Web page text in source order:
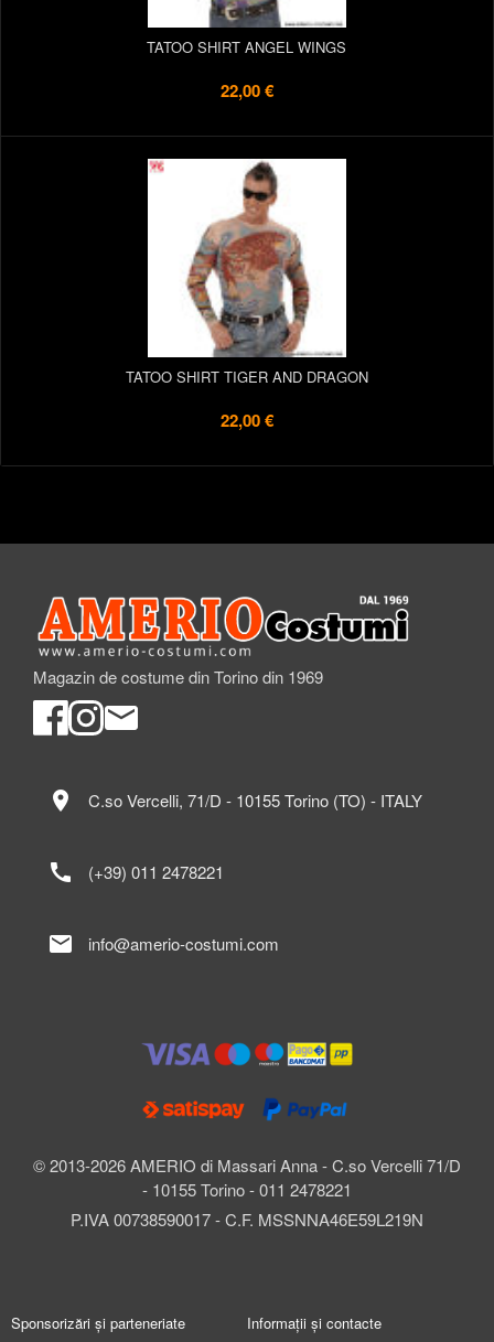
TATOO SHIRT ANGEL WINGS
22,00 €
TATOO SHIRT TIGER AND DRAGON
22,00 €
Magazin de costume din Torino din 1969
© 2013-2026 AMERIO di Massari Anna - C.so Vercelli 71/D
- 10155 Torino - 011 2478221
P.IVA 00738590017 - C.F. MSSNNA46E59L219N
location_on C.so Vercelli, 71/D - 10155 Torino (TO) - ITALY
call (+39) 011 2478221
mail info@amerio-costumi.com
Sponsorizări și parteneriate Informații și contacte